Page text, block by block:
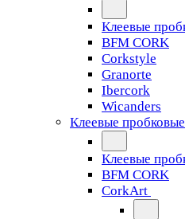
Клеевые
BFM CORK
Corkstyle
Granorte
Ibercork
Wicanders
Клеевые
Клеевые
BFM CORK
CorkArt